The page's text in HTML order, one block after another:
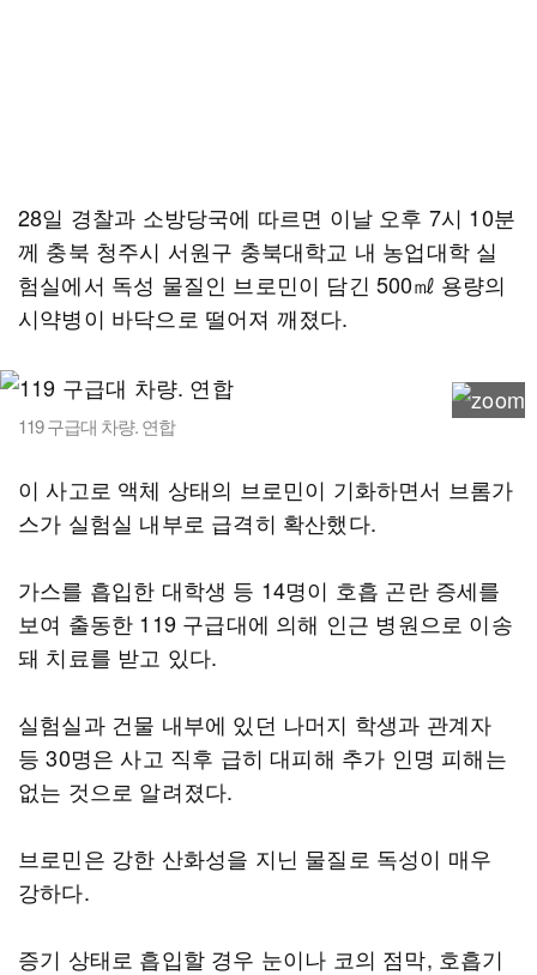
28일 경찰과 소방당국에 따르면 이날 오후 7시 10분
께 충북 청주시 서원구 충북대학교 내 농업대학 실
험실에서 독성 물질인 브로민이 담긴 500㎖ 용량의
시약병이 바닥으로 떨어져 깨졌다.
119 구급대 차량. 연합
이 사고로 액체 상태의 브로민이 기화하면서 브롬가
스가 실험실 내부로 급격히 확산했다.
가스를 흡입한 대학생 등 14명이 호흡 곤란 증세를
보여 출동한 119 구급대에 의해 인근 병원으로 이송
돼 치료를 받고 있다.
실험실과 건물 내부에 있던 나머지 학생과 관계자
등 30명은 사고 직후 급히 대피해 추가 인명 피해는
없는 것으로 알려졌다.
브로민은 강한 산화성을 지닌 물질로 독성이 매우
강하다.
증기 상태로 흡입할 경우 눈이나 코의 점막, 호흡기